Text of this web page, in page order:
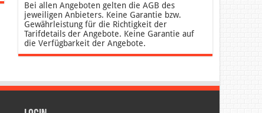
Bei allen Angeboten gelten die AGB des
jeweiligen Anbieters. Keine Garantie bzw.
Gewährleistung für die Richtigkeit der
Tarifdetails der Angebote. Keine Garantie auf
die Verfügbarkeit der Angebote.